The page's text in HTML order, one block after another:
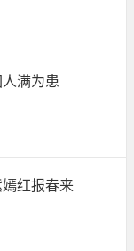
满为患
红报春来